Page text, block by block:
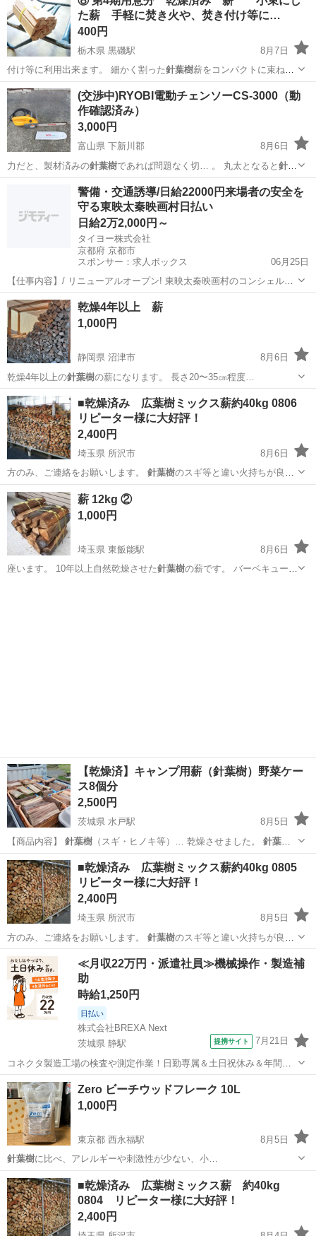
た薪 手軽に焚き火や、焚き付け等に…
400円
栃木県 黒磯駅
8月7日
付け等に利用出来ます。 細かく割った針葉樹薪をコンパクトに束ねた
もの★ キャ…
栃木 那須郡 黒磯駅 その他 グランピング
(交渉中)RYOBI電動チェンソーCS-3000（動
作確認済み）
3,000円
富山県 下新川郡
8月6日
力だと、製材済みの針葉樹であれば問題なく切… 。 丸太となると 針葉
樹だとせいぜい直径1…
下新川郡 生活家電
警備・交通誘導/日給22000円来場者の安全を
守る東映太秦映画村日払い
日給2万2,000円～
タイヨー株式会社
京都府 京都市
スポンサー：求人ボックス
06月25日
【仕事内容】/ リニューアルオープン! 東映太秦映画村のコンシェルジ
ュ! お仕事内容 リニューアルオープンする東映太秦映画村での 警備ス
タッフをお願いします! 目指せ!「おもてなし」のできる警備員! 具体的
には…? ・出入管理業務...
アルバイト・パート
乾燥4年以上 薪
1,000円
静岡県 沼津市
8月6日
乾燥4年以上の針葉樹の薪になります。 長さ20〜35㎝程度…
静岡 沼津市 その他 まき
■乾燥済み 広葉樹ミックス薪約40kg 0806
リピーター様に大好評！
2,400円
埼玉県 所沢市
8月6日
方のみ、ご連絡をお願いします。 針葉樹のスギ等と違い火持ちが良い
ので バー…
埼玉 所沢市
薪 12kg ②
1,000円
埼玉県 東飯能駅
8月6日
座います。 10年以上自然乾燥させた針葉樹の薪です。 バーベキュー、
【乾燥済】キャンプ用薪（針葉樹）野菜ケー
ス8個分
2,500円
茨城県 水戸駅
8月5日
【商品内容】 針葉樹（スギ・ヒノキ等）… 乾燥させました。 針葉樹
ですので火付きが良…
茨城 東茨城郡 水戸駅 その他
■乾燥済み 広葉樹ミックス薪約40kg 0805
リピーター様に大好評！
2,400円
埼玉県 所沢市
8月5日
方のみ、ご連絡をお願いします。 針葉樹のスギ等と違い火持ちが良い
ので バー…
埼玉 所沢市 その他 薪割り
≪月収22万円・派遣社員≫機械操作・製造補
助
時給1,250円
日払い
株式会社BREXA Next
茨城県 静駅
提携サイト 7月21日
コネクタ製造工場の検査や測定作業！日勤専属＆土日祝休み＆年間休
日128日★クリーンルーム内作業★マイカー通勤OK＆無料駐車場あり
★就業先食堂利用可！日払い制度あり！《茨城県常陸大宮市》 人気の
工場のお仕事 ◇コネクタ製造工...
茨城 常陸大宮市 静駅 その他
Zero ビーチウッドフレーク 10L
1,000円
東京都 西永福駅
8月5日
針葉樹に比べ、アレルギーや刺激性が少ない、小…
東京 杉並区 西永福駅 その他 針葉樹
■乾燥済み 広葉樹ミックス薪 約40kg
0804 リピーター様に大好評！
2,400円